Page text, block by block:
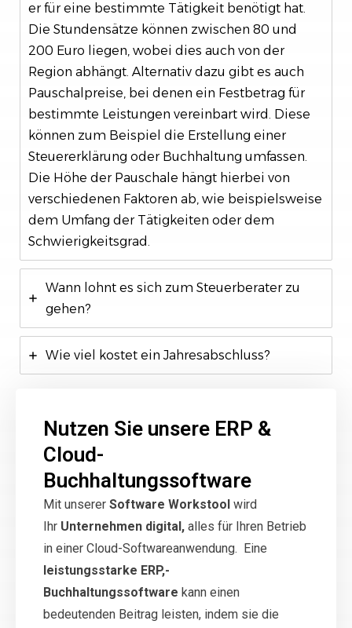
er für eine bestimmte Tätigkeit benötigt hat.
Die Stundensätze können zwischen 80 und
200 Euro liegen, wobei dies auch von der
Region abhängt. Alternativ dazu gibt es auch
Pauschalpreise, bei denen ein Festbetrag für
bestimmte Leistungen vereinbart wird. Diese
können zum Beispiel die Erstellung einer
Steuererklärung oder Buchhaltung umfassen.
Die Höhe der Pauschale hängt hierbei von
verschiedenen Faktoren ab, wie beispielsweise
dem Umfang der Tätigkeiten oder dem
Schwierigkeitsgrad.
Wann lohnt es sich zum Steuerberater zu
gehen?
Wie viel kostet ein Jahresabschluss?
Nutzen Sie unsere ERP &
Cloud-
Buchhaltungssoftware
Mit unserer Software Workstool wird
Ihr Unternehmen digital, alles für Ihren Betrieb
in einer Cloud-Softwareanwendung. Eine
leistungsstarke ERP,-
Buchhaltungssoftware kann einen
bedeutenden Beitrag leisten, indem sie die